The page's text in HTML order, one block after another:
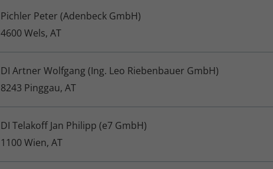
Pichler Peter (Adenbeck GmbH)
4600 Wels, AT
DI Artner Wolfgang (Ing. Leo Riebenbauer GmbH)
8243 Pinggau, AT
DI Telakoff Jan Philipp (e7 GmbH)
1100 Wien, AT